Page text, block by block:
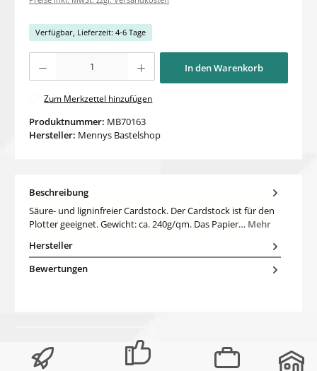
Verfügbar, Lieferzeit: 4-6 Tage
In den Warenkorb
Zum Merkzettel hinzufügen
Produktnummer: MB70163
Hersteller: Mennys Bastelshop
Beschreibung
Säure- und ligninfreier Cardstock. Der Cardstock ist für den
Plotter geeignet. Gewicht: ca. 240g/qm. Das Papier… Mehr
Hersteller
Bewertungen